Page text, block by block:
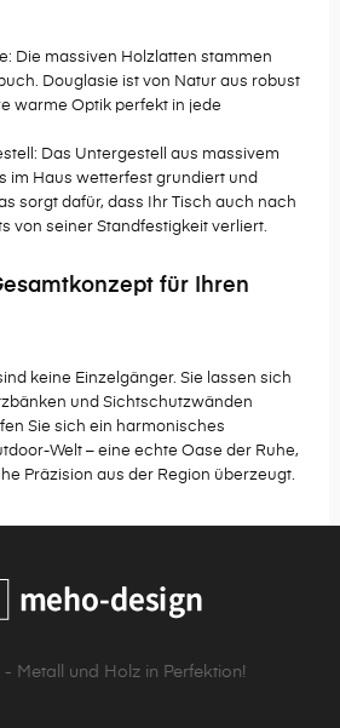
Die massiven Holzlatten stammen
Douglasie ist von Natur aus robust
warme Optik perfekt in jede
Das Untergestell aus massivem
im Haus wetterfest grundiert und
sorgt dafür, dass Ihr Tisch auch nach
von seiner Standfestigkeit verliert.
für Ihren
keine Einzelgänger. Sie lassen sich
und Sichtschutzwänden
Sie sich ein harmonisches
Welt – eine echte Oase der Ruhe,
Präzision aus der Region überzeugt.
Metall und Holz in Perfektion!